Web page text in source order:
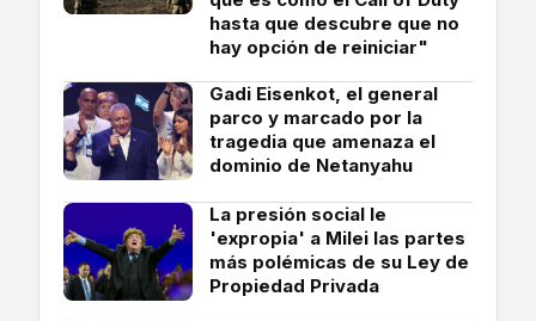
hasta que descubre que no
hay opción de reiniciar"
Gadi Eisenkot, el general
parco y marcado por la
tragedia que amenaza el
dominio de Netanyahu
La presión social le
'expropia' a Milei las partes
más polémicas de su Ley de
Propiedad Privada